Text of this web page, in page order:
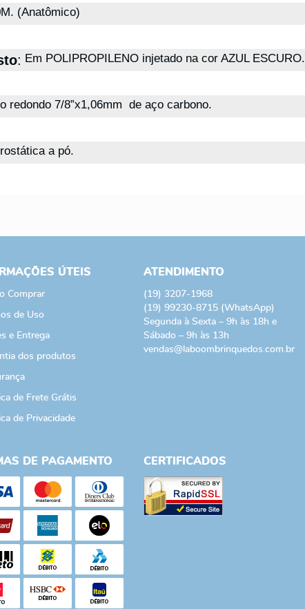
(Anatômico)
: Em POLIPROPILENO injetado na cor AZUL ESCURO.
redondo 7/8”x1,06mm de aço carbono.
a pó.
ÚTEIS
Comprar
de Uso
e Entrega
dos produtos
de Frete Grátis
de Privacidade
ATENDIMENTO
(19) 3207-1968
(19) 99230-8715 (WhatsApp)
Segunda à Sexta – 9h às 18h e
Sábado – 9h às 13h
vendas@laboombrinquedos.com.br
DE PAGAMENTO CERTIFICADOS